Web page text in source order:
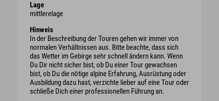
Lage
mittlerelage
Hinweis
In der Beschreibung der Touren gehen wir immer von
normalen Verhältnissen aus. Bitte beachte, dass sich
das Wetter im Gebirge sehr schnell ändern kann. Wenn
Du Dir nicht sicher bist, ob Du einer Tour gewachsen
bist, ob Du die nötige alpine Erfahrung, Ausrüstung oder
Ausbildung dazu hast, verzichte lieber auf eine Tour oder
schließe Dich einer professionellen Führung an.